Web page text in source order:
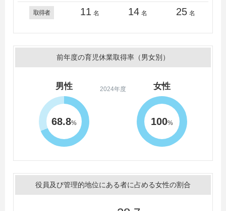
取得者 11 名 14 名 25 名
前年度の育児休業取得率（男女別）
2024年度
男性
68.8%
女性
100%
役員及び管理的地位にある者に占める女性の割合